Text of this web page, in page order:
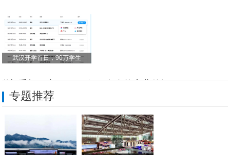
武汉开学首日，90万学生
能弯曲的国产手机来了，三星苹果请走开！!
只用一小招，手机上存图片、视频再也不占内
OPPO Reno降至新低价，10倍变焦
专题推荐